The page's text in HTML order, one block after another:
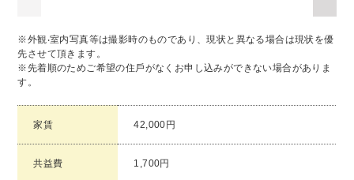
※外観‧室内写真等は撮影時のものであり、現状と異なる場合は現状を優
先させて頂きます。
※先着順のためご希望の住⼾がなくお申し込みができない場合がありま
す。
家賃 42,000円
共益費 1,700円